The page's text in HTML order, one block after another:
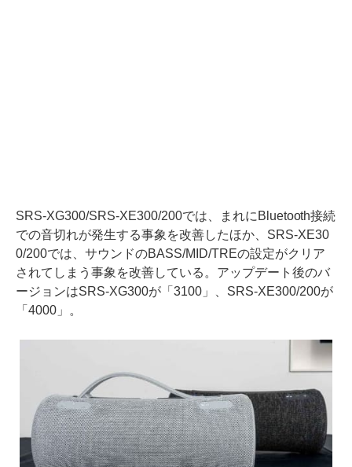
SRS-XG300/SRS-XE300/200では、まれにBluetooth接続
での音切れが発生する事象を改善したほか、SRS-XE30
0/200では、サウンドのBASS/MID/TREの設定がクリア
されてしまう事象を改善している。アップデート後のバ
ージョンはSRS-XG300が「3100」、SRS-XE300/200が
「4000」。